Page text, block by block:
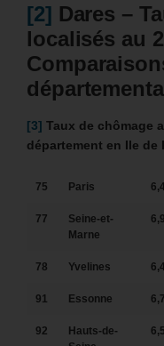
[2] Dares –
localisés au
[3] Taux de chômage
département en Ile de
75 Paris
77
Seine-et-
Marne
78 Yvelines
91 Essonne
92
Hauts-de-